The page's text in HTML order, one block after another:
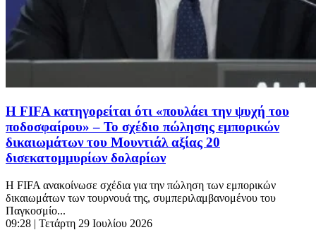
Η FIFA κατηγορείται ότι «πουλάει την ψυχή του
ποδοσφαίρου» – To σχέδιο πώλησης εμπορικών
δικαιωμάτων του Μουντιάλ αξίας 20
δισεκατομμυρίων δολαρίων
Η FIFA ανακοίνωσε σχέδια για την πώληση των εμπορικών
δικαιωμάτων των τουρνουά της, συμπεριλαμβανομένου του
Παγκοσμίο...
09:28 | Τετάρτη 29 Ιουλίου 2026